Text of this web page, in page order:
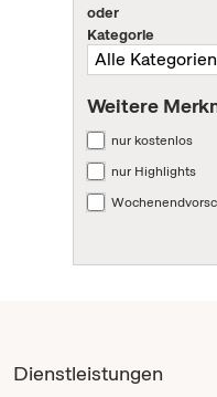
oder
Kategorie
Weitere
nur kostenlos
nur Highlights
Dienstleistungen